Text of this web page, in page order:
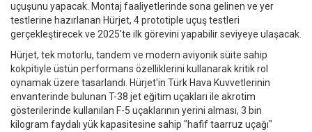
uçuşunu yapacak. Montaj faaliyetlerinde sona gelinen ve yer
testlerine hazırlanan Hürjet, 4 prototiple uçuş testleri
gerçekleştirecek ve 2025'te ilk görevini yapabilir seviyeye ulaşacak.
Hürjet, tek motorlu, tandem ve modern aviyonik süite sahip
kokpitiyle üstün performans özelliklerini kullanarak kritik rol
oynamak üzere tasarlandı. Hürjet'in Türk Hava Kuvvetlerinin
envanterinde bulunan T-38 jet eğitim uçakları ile akrotim
gösterilerinde kullanılan F-5 uçaklarının yerini alması, 3 bin
kilogram faydalı yük kapasitesine sahip "hafif taarruz uçağı"